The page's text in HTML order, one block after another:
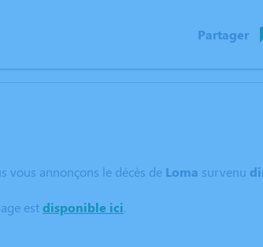
Partager
vous annonçons le décès de Loma survenu
estdisponible ici.